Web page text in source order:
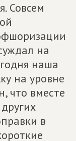
Совсем
на
наша
на уровне
что вместе
в